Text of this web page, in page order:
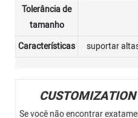
Tolerância de
tamanho
Características suportar
Se você não encontrar